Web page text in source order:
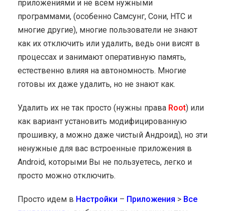
приложениями и не всем нужными
программами, (особенно Самсунг, Сони, HTC и
многие другие), многие пользователи не знают
как их отключить или удалить, ведь они висят в
процессах и занимают оперативную память,
естественно влияя на автономность. Многие
готовы их даже удалить, но не знают как.
Удалить их не так просто (нужны права Root) или
как вариант установить модифицированную
прошивку, а можно даже чистый Андроид), но эти
ненужные для вас встроенные приложения в
Android, которыми Вы не пользуетесь, легко и
просто можно отключить.
Просто идем в Настройки – Приложения > Все